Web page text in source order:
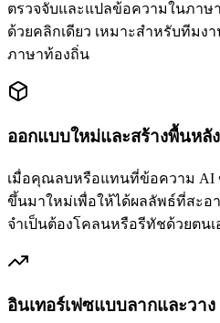
ตรวจจับและแปลข้อความในภาษ
ด้วยคลิกเดียว เหมาะสำหรับทีมง
ภาษาท้องถิ่น
ออกแบบใหม่และสร้างพื้นหลั
เมื่อคุณลบหรือแทนที่ข้อความ AI
ขึ้นมาใหม่เพื่อให้ได้ผลลัพธ์ที่สะอ
จำเป็นต้องโคลนหรือรีทัชด้วยตนเ
อินเทอร์เฟซแบบลากและวาง